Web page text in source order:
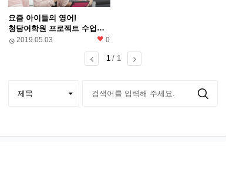
요즘 아이들의 영어!
청담어학원 프로젝트 수업
영상2019.05.03 0
1 / 1